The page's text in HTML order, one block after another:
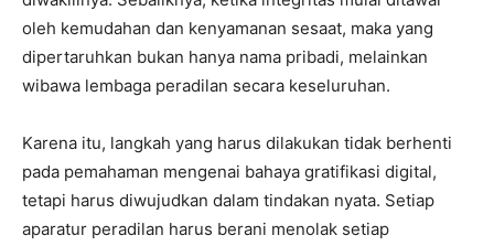
oleh kemudahan dan kenyamanan sesaat, maka yang
dipertaruhkan bukan hanya nama pribadi, melainkan
wibawa lembaga peradilan secara keseluruhan.
Karena itu, langkah yang harus dilakukan tidak berhenti
pada pemahaman mengenai bahaya gratifikasi digital,
tetapi harus diwujudkan dalam tindakan nyata. Setiap
aparatur peradilan harus berani menolak setiap